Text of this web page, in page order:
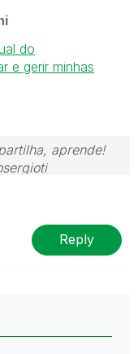
do
e gerir minhas
aprende!
Reply